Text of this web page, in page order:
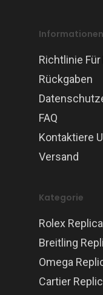
Informationen
Richtlinie
Rückgaben
FAQ
Kontaktiere
Versand
Kategorie
Rolex Replica
Breitling
Omega
Cartier